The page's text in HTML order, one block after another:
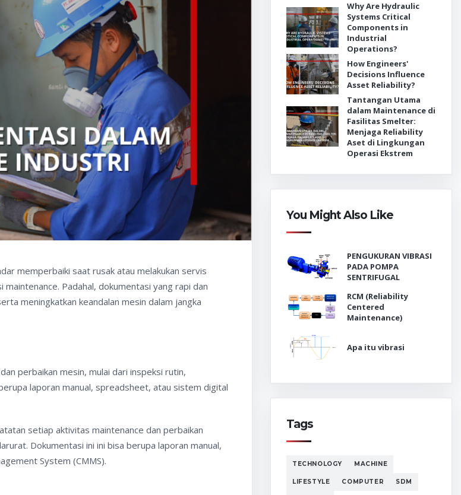
memperbaiki saat rusak atau melakukan servis
Padahal, dokumentasi yang rapi dan
meningkatkan keandalan mesin dalam jangka
perbaikan mesin, mulai dari inspeksi rutin,
laporan manual, spreadsheet, atau sistem digital
setiap aktivitas maintenance dan perbaikan
Dokumentasi ini ini bisa berupa laporan manual,
System (CMMS).
Why Are Hydraulic
Systems Critical
Components in
Industrial
Operations?
How Engineers'
Decisions Influence
Asset Reliability?
Tantangan Utama
dalam Maintenance di
Fasilitas Smelter:
Menjaga Reliability
Aset di Lingkungan
Operasi Ekstrem
You Might Also Like
PENGUKURAN VIBRASI
PADA POMPA
SENTRIFUGAL
RCM (Reliability
Centered
Maintenance)
Apa itu vibrasi
Tags
TECHNOLOGY MACHINE
LIFESTYLE COMPUTER SDM